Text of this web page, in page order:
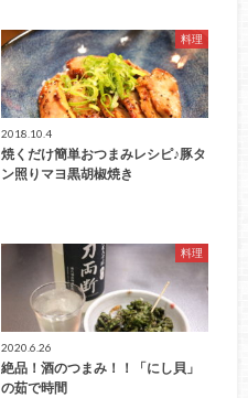
料理
2018.10.4
焼くだけ簡単おつまみレシピ♪豚タ
ン照りマヨ黒胡椒焼き
料理
2020.6.26
絶品！酒のつまみ！！「にし貝」
の茹で時間